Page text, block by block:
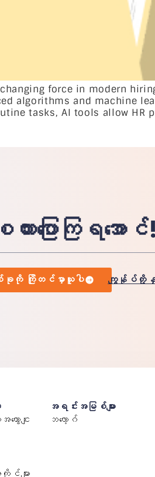
force in modern
algorithms and machine
tasks, AI tools allow
စကားပြောကြရအောင်!
ကို ကြိုတင်မှာယူပါ ကျွန်ုပ်တို့နှင့်
ောငျး
များ
အရင်းအမြစ်များ
ဘလော့ဂ်